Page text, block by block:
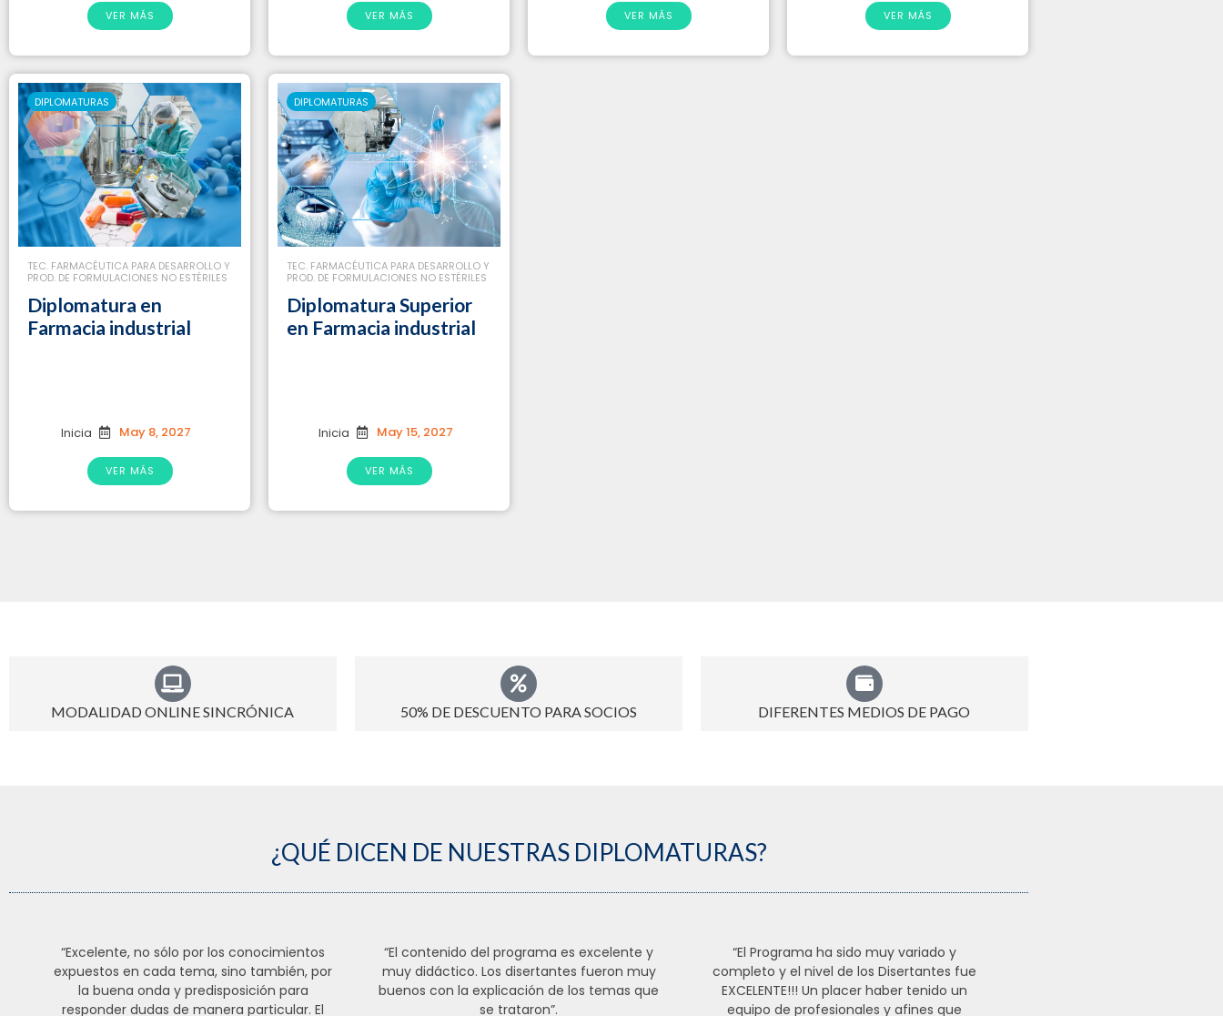
VER MÁS VER MÁS VER MÁS VER MÁS
DIPLOMATURAS
TEC. FARMACÉUTICA PARA DESARROLLO Y
PROD. DE FORMULACIONES NO ESTÉRILES
Diplomatura en
Farmacia industrial
Inicia May 8, 2027
VER MÁS
DIPLOMATURAS
TEC. FARMACÉUTICA PARA DESARROLLO Y
PROD. DE FORMULACIONES NO ESTÉRILES
Diplomatura Superior
en Farmacia industrial
Inicia May 15, 2027
VER MÁS
MODALIDAD ONLINE SINCRÓNICA 50% DE DESCUENTO PARA SOCIOS DIFERENTES MEDIOS DE PAGO
¿QUÉ DICEN DE NUESTRAS DIPLOMATURAS?
“Excelente, no sólo por los conocimientos
expuestos en cada tema, sino también, por
la buena onda y predisposición para
responder dudas de manera particular. El
“El contenido del programa es excelente y
muy didáctico. Los disertantes fueron muy
buenos con la explicación de los temas que
se trataron”.
“El Programa ha sido muy variado y
completo y el nivel de los Disertantes fue
EXCELENTE!!! Un placer haber tenido un
equipo de profesionales y afines que